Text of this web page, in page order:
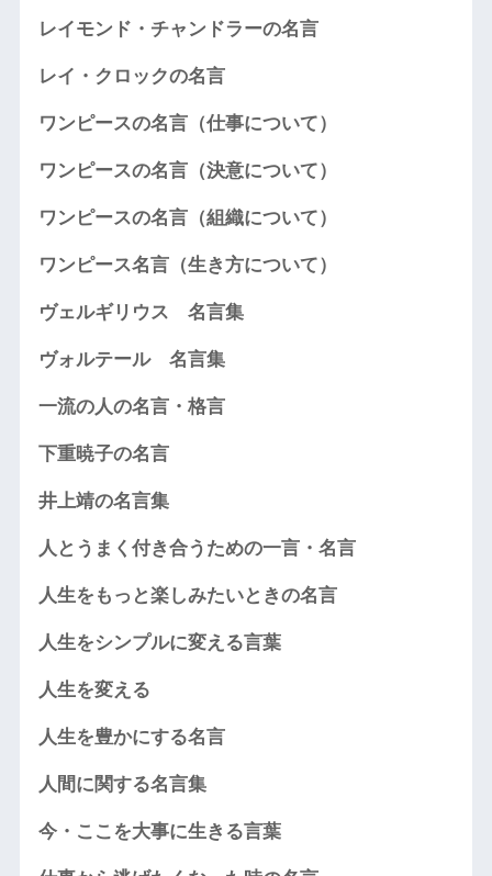
レイモンド・チャンドラーの名言
レイ・クロックの名言
ワンピースの名言（仕事について）
ワンピースの名言（決意について）
ワンピースの名言（組織について）
ワンピース名言（生き方について）
ヴェルギリウス 名言集
ヴォルテール 名言集
一流の人の名言・格言
下重暁子の名言
井上靖の名言集
人とうまく付き合うための一言・名言
人生をもっと楽しみたいときの名言
人生をシンプルに変える言葉
人生を変える
人生を豊かにする名言
人間に関する名言集
今・ここを大事に生きる言葉